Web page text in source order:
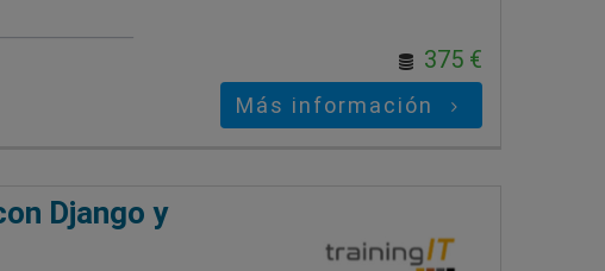
375 €
Más información
Django y